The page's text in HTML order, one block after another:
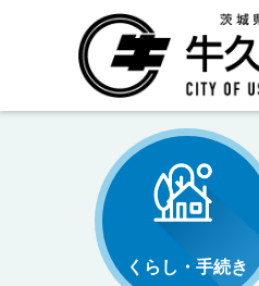
くらし・手続き